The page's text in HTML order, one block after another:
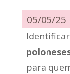
05/05/25
Identificar
para